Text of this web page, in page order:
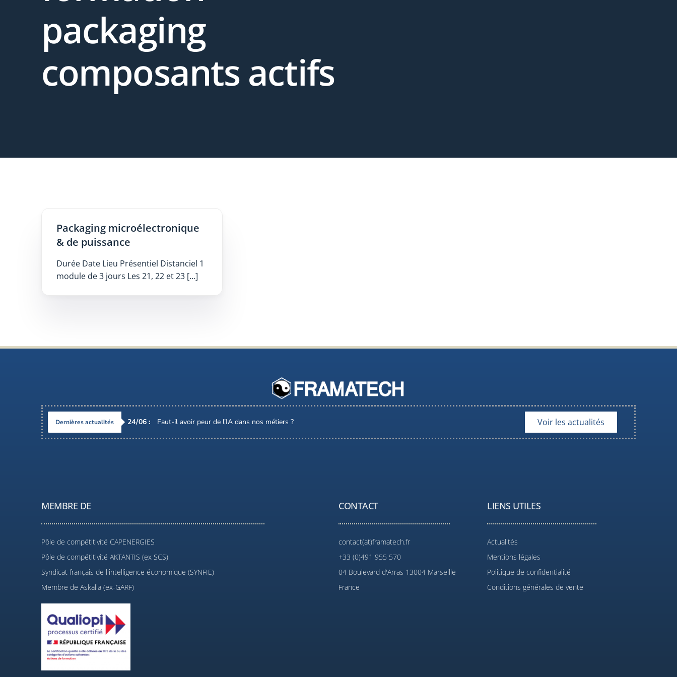
packaging
composants actifs
Packaging microélectronique
& de puissance
Durée Date Lieu Présentiel Distanciel 1
module de 3 jours Les 21, 22 et 23 […]
Dernières actualités 24/06 : Faut-il avoir peur de l’IA dans nos métiers ? Voir les actualités
MEMBRE DE
Pôle de compétitivité CAPENERGIES
Pôle de compétitivité AKTANTIS (ex SCS)
Syndicat français de l'intelligence économique (SYNFIE)
Membre de Askalia (ex-GARF)
CONTACT
contact(at)framatech.fr
+33 (0)491 955 570
04 Boulevard d'Arras 13004 Marseille
France
LIENS UTILES
Actualités
Mentions légales
Politique de confidentialité
Conditions générales de vente